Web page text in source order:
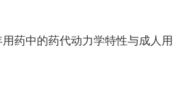
药中的药代动力学特性与成人用